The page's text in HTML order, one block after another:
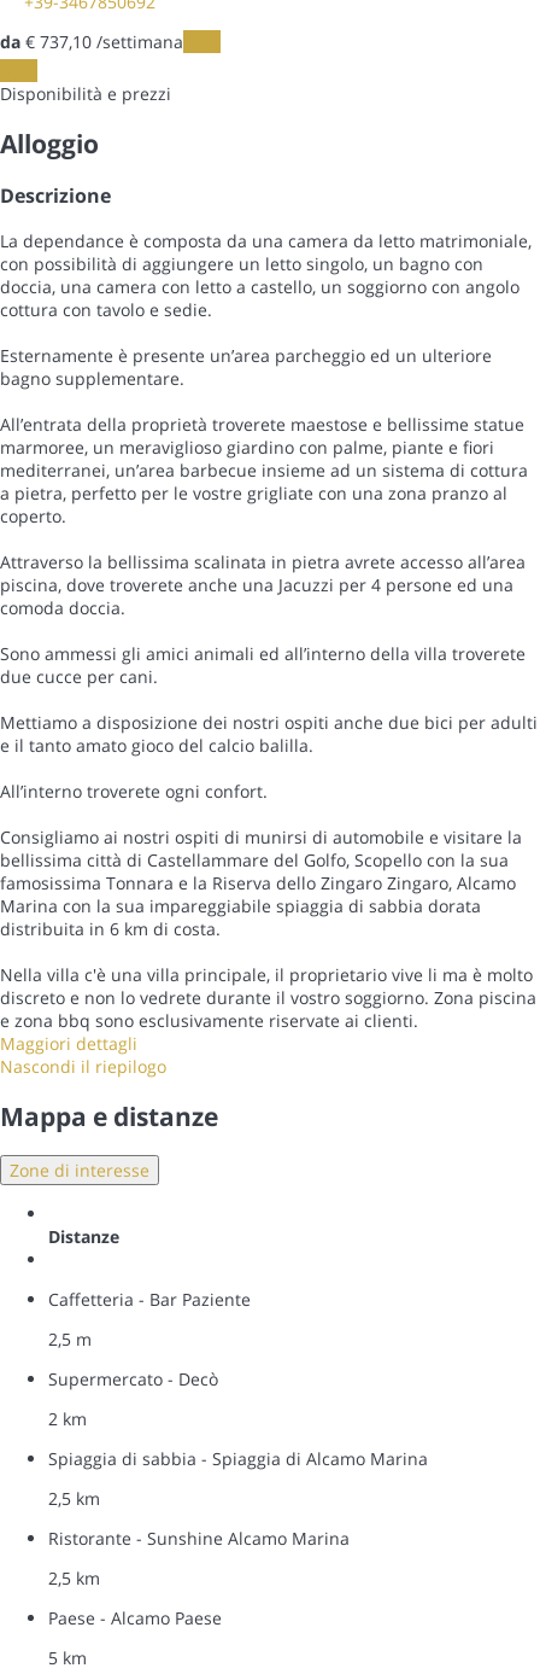
da € 737,10 /settimana
Disponibilità e prezzi
Alloggio
Descrizione
La dependance è composta da una camera da letto matrimoniale,
con possibilità di aggiungere un letto singolo, un bagno con
doccia, una camera con letto a castello, un soggiorno con angolo
cottura con tavolo e sedie.
Esternamente è presente un’area parcheggio ed un ulteriore
bagno supplementare.
All’entrata della proprietà troverete maestose e bellissime statue
marmoree, un meraviglioso giardino con palme, piante e fiori
mediterranei, un’area barbecue insieme ad un sistema di cottura
a pietra, perfetto per le vostre grigliate con una zona pranzo al
coperto.
Attraverso la bellissima scalinata in pietra avrete accesso all’area
piscina, dove troverete anche una Jacuzzi per 4 persone ed una
comoda doccia.
Sono ammessi gli amici animali ed all’interno della villa troverete
due cucce per cani.
Mettiamo a disposizione dei nostri ospiti anche due bici per adulti
e il tanto amato gioco del calcio balilla.
All’interno troverete ogni confort.
Consigliamo ai nostri ospiti di munirsi di automobile e visitare la
bellissima città di Castellammare del Golfo, Scopello con la sua
famosissima Tonnara e la Riserva dello Zingaro Zingaro, Alcamo
Marina con la sua impareggiabile spiaggia di sabbia dorata
distribuita in 6 km di costa.
Nella villa c'è una villa principale, il proprietario vive li ma è molto
discreto e non lo vedrete durante il vostro soggiorno. Zona piscina
e zona bbq sono esclusivamente riservate ai clienti.
Maggiori dettagli
Nascondi il riepilogo
Mappa e distanze
Zone di interesse
Distanze
Caffetteria - Bar Paziente
2,5 m
Supermercato - Decò
2 km
Spiaggia di sabbia - Spiaggia di Alcamo Marina
2,5 km
Ristorante - Sunshine Alcamo Marina
2,5 km
Paese - Alcamo Paese
5 km